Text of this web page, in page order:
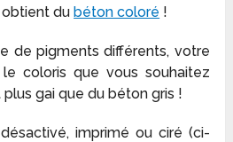
obtient dubéton coloré !
de pigments différents, votre
coloris que vous souhaitez
plus gai que du béton gris !
imprimé ou ciré (ci-